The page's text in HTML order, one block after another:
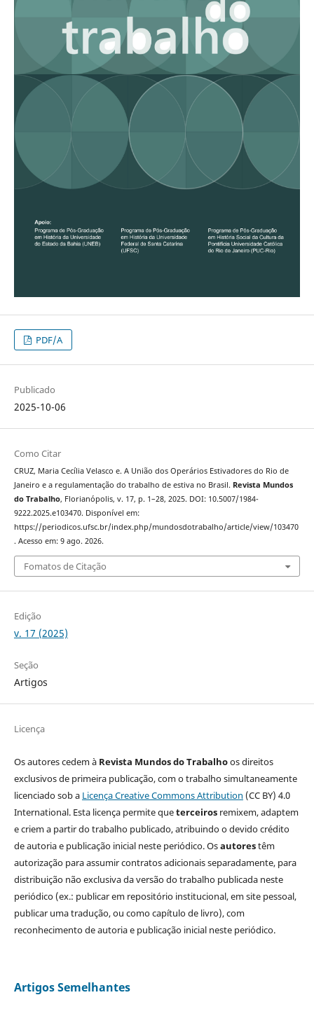
PDF/A
Publicado
2025-10-06
Como Citar
CRUZ, Maria Cecília Velasco e. A União dos Operários Estivadores do Rio de
Janeiro e a regulamentação do trabalho de estiva no Brasil. Revista Mundos
do Trabalho, Florianópolis, v. 17, p. 1–28, 2025. DOI: 10.5007/1984-
9222.2025.e103470. Disponível em:
https://periodicos.ufsc.br/index.php/mundosdotrabalho/article/view/103470
. Acesso em: 9 ago. 2026.
Fomatos de Citação
Edição
v. 17 (2025)
Seção
Artigos
Licença
Os autores cedem à Revista Mundos do Trabalhoos direitos
exclusivos de primeira publicação, com o trabalho simultaneamente
licenciado sob a Licença Creative Commons Attribution (CC BY) 4.0
International. Esta licença permite queterceirosremixem, adaptem
e criem a partir do trabalho publicado, atribuindo o devido crédito
de autoria e publicação inicial neste periódico. Osautorestêm
autorização para assumir contratos adicionais separadamente, para
distribuição não exclusiva da versão do trabalho publicada neste
periódico (ex.: publicar em repositório institucional, em site pessoal,
publicar uma tradução, ou como capítulo de livro), com
reconhecimento de autoria e publicação inicial neste periódico.
Artigos Semelhantes